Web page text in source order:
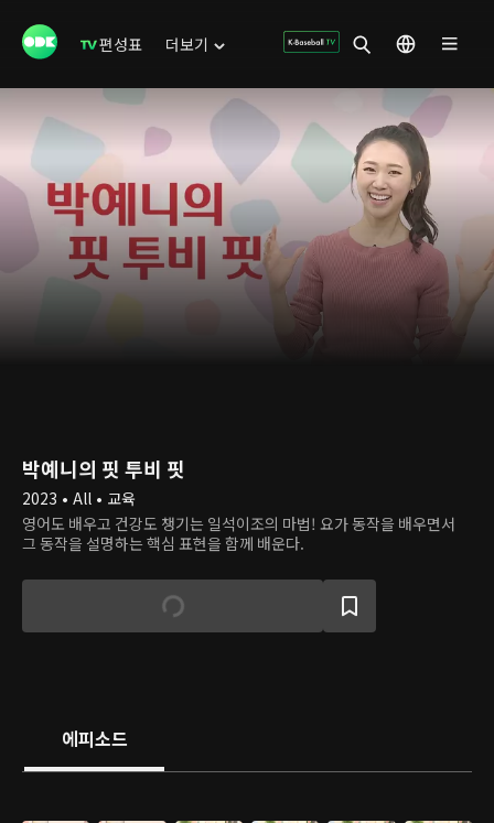
편성표 더보기
박예니의 핏 투비 핏
2023 • All • 교육
영어도 배우고 건강도 챙기는 일석이조의 마법! 요가 동작을 배우면서
그 동작을 설명하는 핵심 표현을 함께 배운다.
에피소드